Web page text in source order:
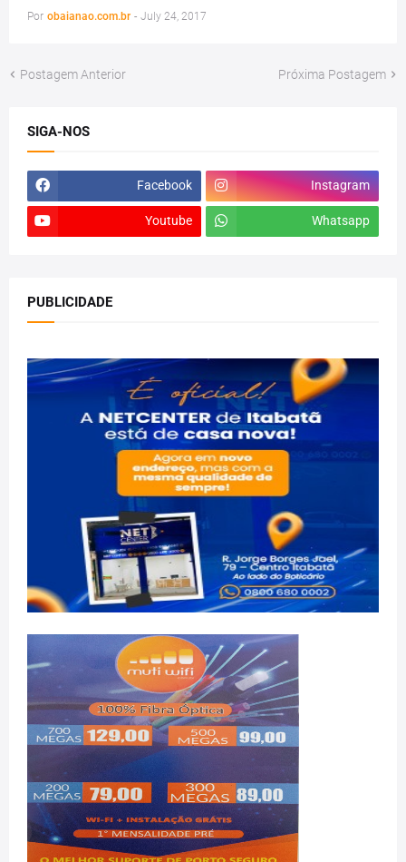
Por obaianao.com.br - July 24, 2017
Postagem Anterior Próxima Postagem
SIGA-NOS
Facebook Instagram
Youtube Whatsapp
PUBLICIDADE